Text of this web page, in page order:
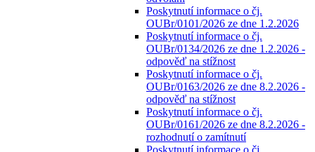
Poskytnutí informace o čj.
OUBr/0101/2026 ze dne 1.2.2026
Poskytnutí informace o čj.
OUBr/0134/2026 ze dne 1.2.2026 -
odpověď na stížnost
Poskytnutí informace o čj.
OUBr/0163/2026 ze dne 8.2.2026 -
odpověď na stížnost
Poskytnutí informace o čj.
OUBr/0161/2026 ze dne 8.2.2026 -
rozhodnutí o zamítnutí
Poskytnutí informace o čj.